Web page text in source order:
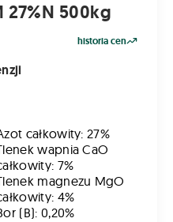
27%N 500kg
historia cen
całkowity: 27%
wapnia CaO
7%
magnezu MgO
4%
(B): 0,20%